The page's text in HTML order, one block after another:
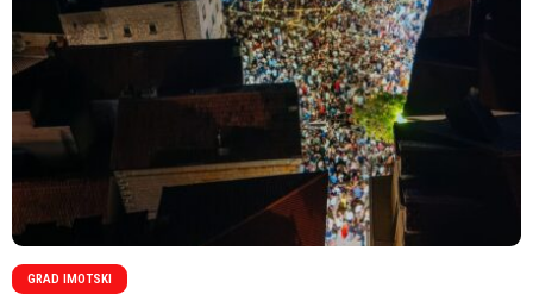
GRAD IMOTSKI